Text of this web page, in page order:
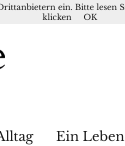
Ein Leben
ein. Bitte lesen
klicken
OK